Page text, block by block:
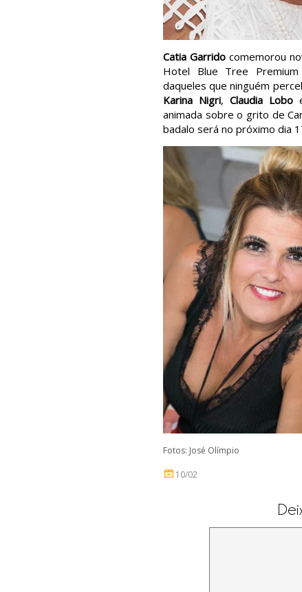
Catia Garrido comemorou
Hotel Blue Tree Premium
daqueles que ninguém
Karina Nigri,Claudia Lobo
animada sobre o grito de
badalo será no próximo dia
Fotos: José Olímpio
10/02